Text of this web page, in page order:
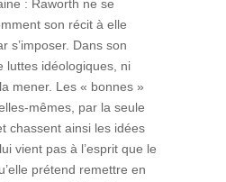
: Raworth ne se
son récit à elle
s’imposer. Dans son
luttes idéologiques, ni
mener. Les « bonnes »
mêmes, par la seule
chassent ainsi les idées
vient pas à l’esprit que le
prétend remettre en